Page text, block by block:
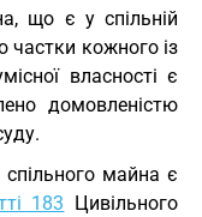
що є у спільній
частки кожного із
власності є
домовленістю
спільного майна є
183 Цивільного